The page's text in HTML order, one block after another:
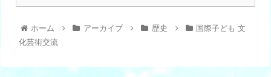
ホーム アーカイブ 歴史
国際子ども 文
化芸術交流